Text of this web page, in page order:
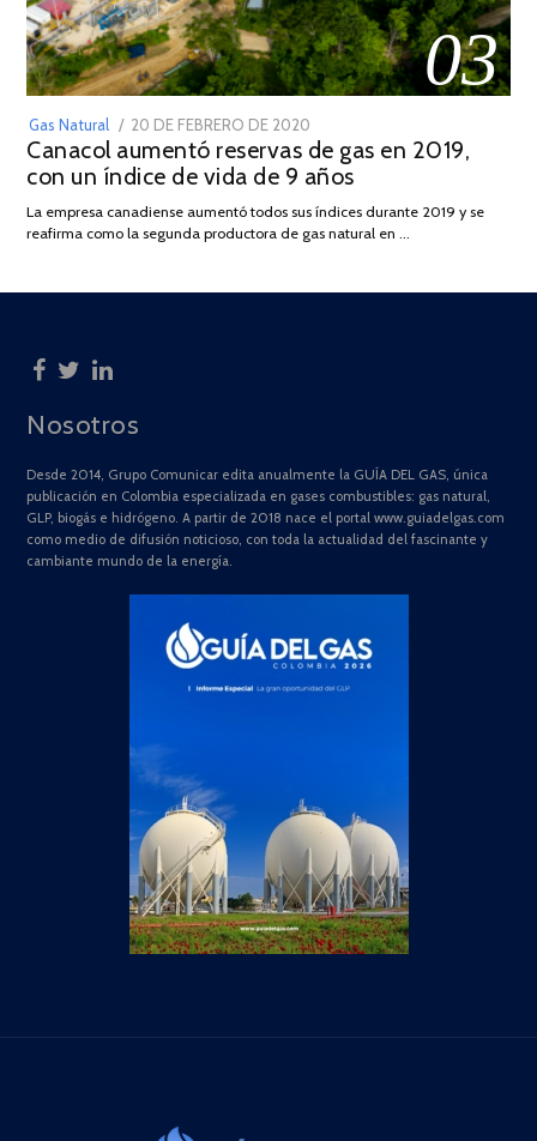
03
Gas Natural
POSTED
ON
20 DE FEBRERO DE 2020
DE
JULIO
2025
Canacol aumentó reservas de gas en 2019,
con un índice de vida de 9 años
La empresa canadiense aumentó todos sus índices durante 2019 y se
reafirma como la segunda productora de gas natural en …
Nosotros
Desde 2014, Grupo Comunicar edita anualmente la GUÍA DEL GAS, única
publicación en Colombia especializada en gases combustibles: gas natural,
GLP, biogás e hidrógeno. A partir de 2018 nace el portal www.guiadelgas.com
como medio de difusión noticioso, con toda la actualidad del fascinante y
cambiante mundo de la energía.